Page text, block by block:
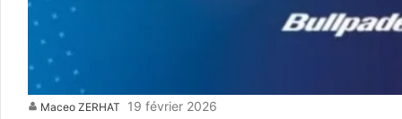
Maceo ZERHAT 19 février 2026